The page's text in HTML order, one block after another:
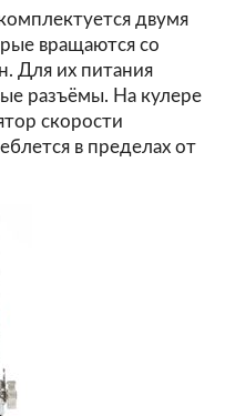
двумя
вращаются со
Для их питания
разъёмы. На кулере
скорости
в пределах от